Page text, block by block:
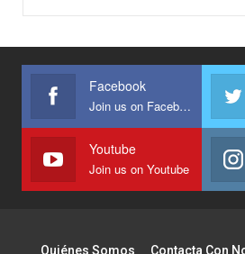
Facebook
Join us on Facebook
Youtube
Join us on Youtube
Quiénes Somos Contacta Con